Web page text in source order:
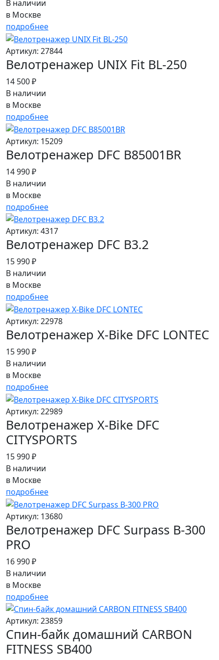
В наличии
в Москве
подробнее
Артикул: 27844
Велотренажер UNIX Fit BL-250
14 500 ₽
В наличии
в Москве
подробнее
Артикул: 15209
Велотренажер DFC B85001BR
14 990 ₽
В наличии
в Москве
подробнее
Артикул: 4317
Велотренажер DFC B3.2
15 990 ₽
В наличии
в Москве
подробнее
Артикул: 22978
Велотренажер X-Bike DFC LONTEC
15 990 ₽
В наличии
в Москве
подробнее
Артикул: 22989
Велотренажер X-Bike DFC
CITYSPORTS
15 990 ₽
В наличии
в Москве
подробнее
Артикул: 13680
Велотренажер DFC Surpass B-300
PRO
16 990 ₽
В наличии
в Москве
подробнее
Артикул: 23859
Спин-байк домашний CARBON
FITNESS SB400